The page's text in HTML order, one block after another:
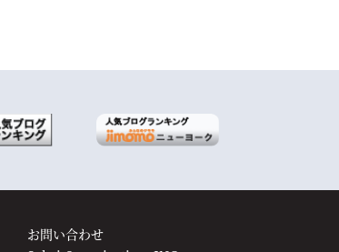
お問い合わせ